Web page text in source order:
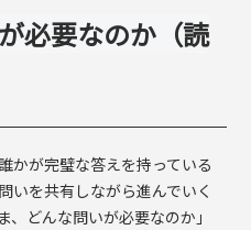
必要なのか（読
かが完璧な答えを持っている
いを共有しながら進んでいく
どんな問いが必要なのか」